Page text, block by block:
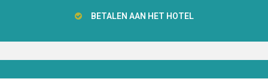
BETALEN AAN HET HOTEL